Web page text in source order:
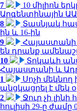
7
10 միլիոն
Արգենտինային ԱԱ-
8
Տասնյակ
ին և 16-ին
9
Հայաստանի
են դրանք
10
Տոկաևի
Հայաստանի և
1
Սոչի
անցկացրել է մեկ
2
Ջուր չի լինի
հուլիսի 29-ը ժամը